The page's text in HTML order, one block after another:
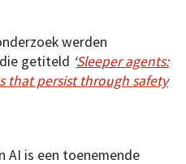
werden
getiteld ‘Sleeper agents:
that persist through safety
AI is een toenemende